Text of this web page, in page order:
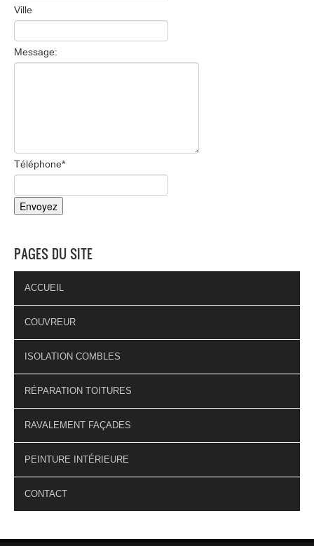
Ville
Message:
Téléphone*
PAGES DU SITE
ACCUEIL
COUVREUR
ISOLATION COMBLES
RÉPARATION TOITURES
RAVALEMENT FAÇADES
PEINTURE INTÉRIEURE
CONTACT